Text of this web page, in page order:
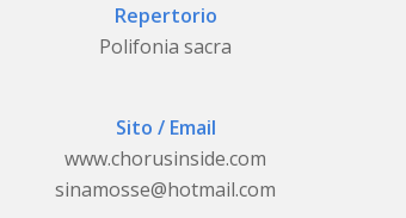
Repertorio
Polifonia sacra
Sito / Email
www.chorusinside.com
sinamosse@hotmail.com